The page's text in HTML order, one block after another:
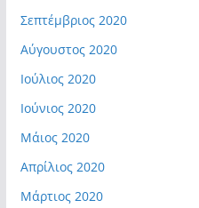
Σεπτέμβριος 2020
Αύγουστος 2020
Ιούλιος 2020
Ιούνιος 2020
Μάιος 2020
Απρίλιος 2020
Μάρτιος 2020